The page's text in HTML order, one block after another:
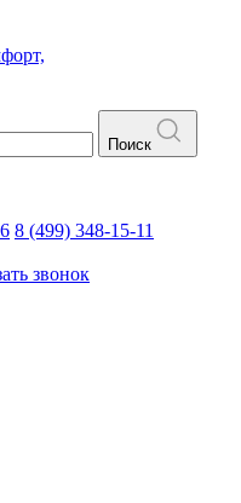
Поиск
8 (499) 348-15-11
звонок